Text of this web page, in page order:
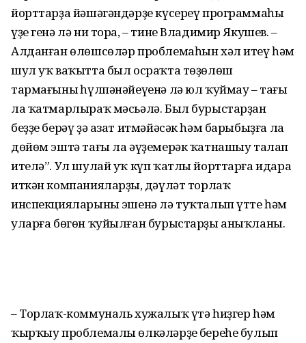
йорттарҙа йәшәгәндәрҙе күсереү программаһы
үҙе генә лә ни тора, – тине Владимир Якушев. –
Алданған өлөшсөләр проб­лемаһын хәл итеү һәм
шул уҡ ваҡытта был осраҡта төҙөлөш
тармағының һүлпәнәйеүенә лә юл ҡуймау – тағы
ла ҡатмарлыраҡ мәсьәлә. Был бурыс­тарҙан
беҙҙе берәү ҙә азат итмәйәсәк һәм барыбыҙға ла
дөйөм эштә тағы ла әүҙемерәк ҡатнашыу талап
ителә”. Ул шулай уҡ күп ҡатлы йорттарға идара
иткән компанияларҙың, дәүләт торлаҡ
инспекцияларының эшенә лә туҡталып үтте һәм
уларға бөгөн ҡуйылған бурыстарҙы аныҡланы.
– Торлаҡ-коммуналь хужалыҡ үтә һиҙгер һәм
ҡырҡыу проблемалы өлкәләрҙең береһе булып